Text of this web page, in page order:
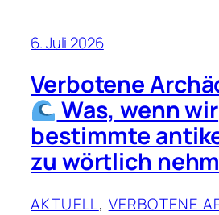
6. Juli 2026
Verbotene
Was, wenn wir
bestimmte
zu wörtlich
AKTUELL, VERBOTENE